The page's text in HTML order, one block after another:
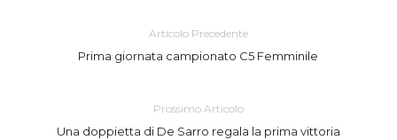
Articolo Precedente
Prima giornata campionato C5 Femminile
Prossimo Articolo
Una doppietta di De Sarro regala la prima vittoria